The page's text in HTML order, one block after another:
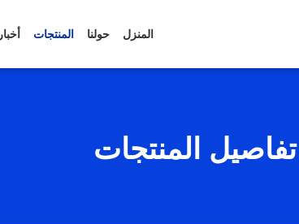
المنزل حولنا المنتجات أخبار
تفاصيل المنتجات